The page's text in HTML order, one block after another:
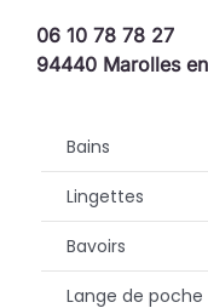
06 10 78 78 27
94440 Marolles
Bains
Lingettes
Bavoirs
Lange de poche